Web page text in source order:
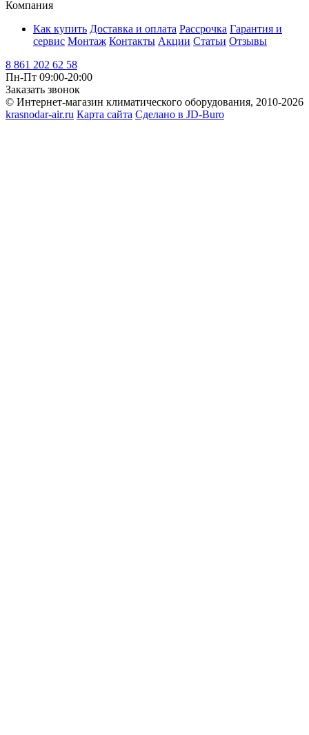
Компания
Как купить Доставка и оплата Рассрочка Гарантия и
сервис Монтаж Контакты Акции Статьи Отзывы
8 861 202 62 58
Пн-Пт 09:00-20:00
Заказать звонок
© Интернет-магазин климатического оборудования, 2010-2026
krasnodar-air.ru Карта сайта Сделано в JD-Buro